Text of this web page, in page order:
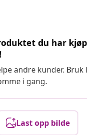
du har
andre kunder. Bruk
i gang.
Last opp bilde